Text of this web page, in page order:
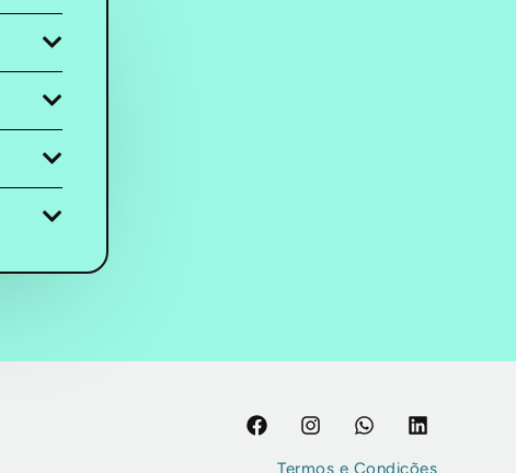
Termos e Condições